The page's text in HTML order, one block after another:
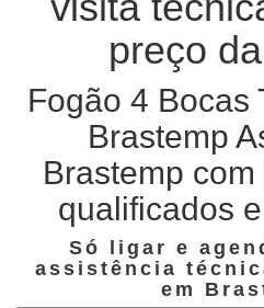
preço
Fogão 4 Bocas
Brastemp
Brastemp
qualificados
Só ligar e
assistência
em